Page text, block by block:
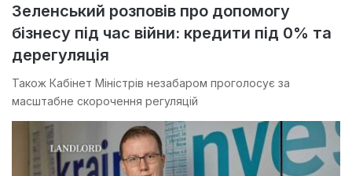
Зеленський розповів про допомогу
бізнесу під час війни: кредити під 0% та
дерегуляція
Також Кабінет Міністрів незабаром проголосує за
масштабне скорочення регуляцій